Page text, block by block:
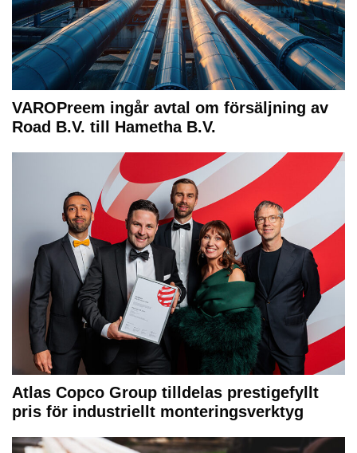
VAROPreem ingår avtal om försäljning av
Road B.V. till Hametha B.V.
Atlas Copco Group tilldelas prestigefyllt
pris för industriellt monteringsverktyg